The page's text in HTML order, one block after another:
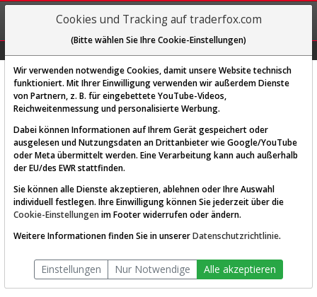
REGIS-
TRIEREN
Diese Funktion ist nur für
AKTIEN-TERMINAL
Die Aktienanalyse-Plattform von
TraderFox
Cookies und Tracking auf traderfox.com
(Bitte wählen Sie Ihre Cookie-Einstellungen)
Wir verwenden notwendige Cookies, damit unsere Website technisch
funktioniert. Mit Ihrer Einwilligung verwenden wir außerdem Dienste
von Partnern, z. B. für eingebettete YouTube-Videos,
Reichweitenmessung und personalisierte Werbung.
Dabei können Informationen auf Ihrem Gerät gespeichert oder
ausgelesen und Nutzungsdaten an Drittanbieter wie Google/YouTube
oder Meta übermittelt werden. Eine Verarbeitung kann auch außerhalb
der EU/des EWR stattfinden.
Sie können alle Dienste akzeptieren, ablehnen oder Ihre Auswahl
individuell festlegen. Ihre Einwilligung können Sie jederzeit über die
Cookie-Einstellungen im Footer widerrufen oder ändern.
Weitere Informationen finden Sie in unsererDatenschutzrichtlinie.
Einstellungen Nur Notwendige Alle akzeptieren